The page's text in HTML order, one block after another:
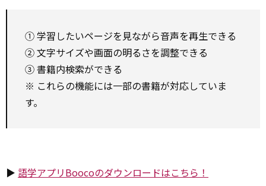
① 学習したいページを見ながら音声を再生できる
② 文字サイズや画面の明るさを調整できる
③ 書籍内検索ができる
※ これらの機能には一部の書籍が対応していま
す。
▶ 語学アプリBoocoのダウンロードはこちら！